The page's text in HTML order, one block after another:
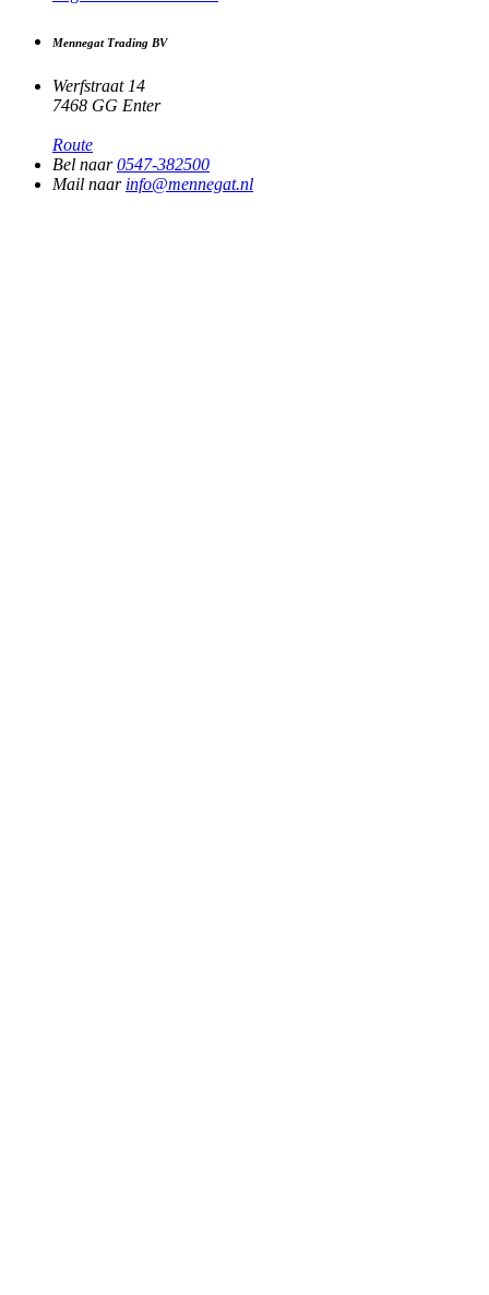
Mennegat Trading BV
Werfstraat 14
7468 GG Enter
Route
Bel naar0547-382500
Mail naar info@mennegat.nl